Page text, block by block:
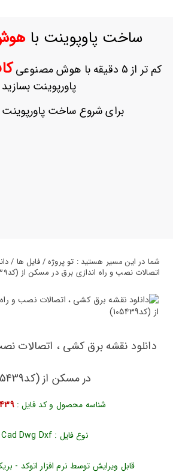
حساب
ثبت
بازیابی
ساخت پاوپوینت با
کم تر از 5 دقیقه با هوش مصنوعی
پاورپوینت بسازید
برای شروع ساخت
شما در این مسیر هستید : تو پروژه / فایل ها /
اتصالات نصب و راه اندازی برق در مسکن از (کد105439)
دانلود نقشه برق کشی ، اتصالات
در مسکن از (کد105439)
شناسه محصول و کد فایل :
نوع فایل : Cad Dwg Dxf
قابل ویرایش توسط نرم افزار اتوکد -